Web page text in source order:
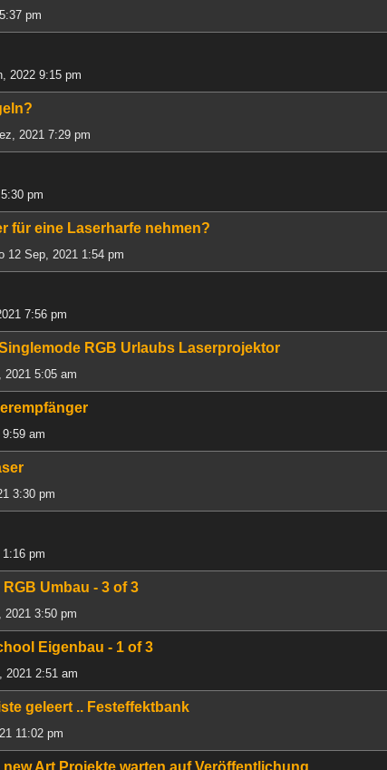
pm
2022 9:15 pm
2021 7:29 pm
pm
für eine Laserharfe nehmen?
12 Sep, 2021 1:54 pm
7:56 pm
RGB Urlaubs Laserprojektor
2021 5:05 am
am
3:30 pm
pm
Umbau - 3 of 3
2021 3:50 pm
Eigenbau - 1 of 3
2021 2:51 am
geleert .. Festeffektbank
11:02 pm
Art Projekte warten auf Veröffentlichung